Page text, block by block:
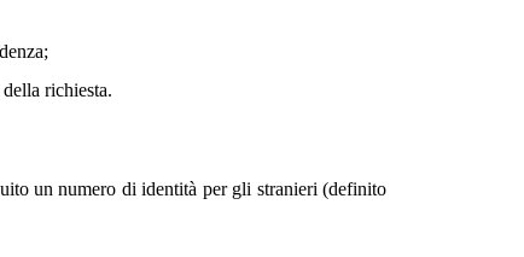
richiesta.
un numero di identità per gli stranieri (definito